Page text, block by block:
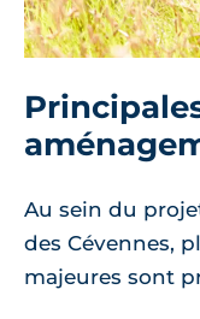
Au sein du
des Cévennes,
majeures sont